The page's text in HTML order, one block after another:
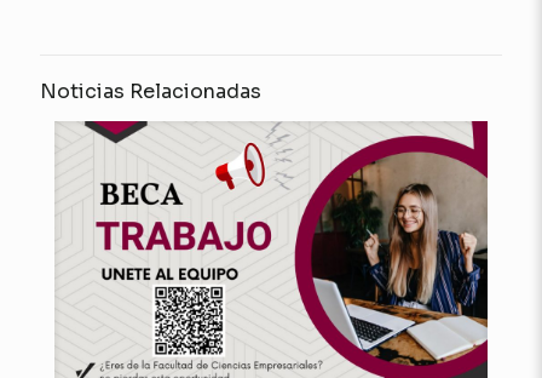
Noticias Relacionadas